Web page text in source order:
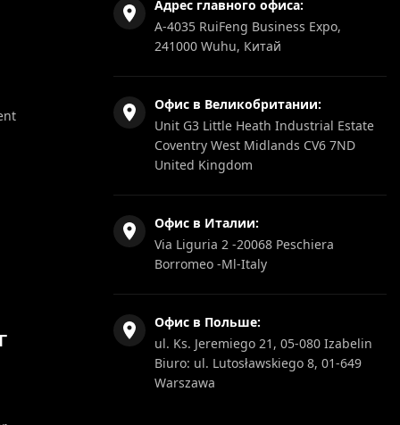
Адрес главного офиса:
A-4035 RuiFeng Business Expo,
241000 Wuhu, Китай
Офис в Великобритании:
Unit G3 Little Heath Industrial Estate
Coventry West Midlands CV6 7ND
United Kingdom
Офис в Италии:
Via Liguria 2 -20068 Peschiera
Borromeo -Ml-Italy
Офис в Польше:
ul. Ks. Jeremiego 21, 05-080 Izabelin
Biuro: ul. Lutosławskiego 8, 01-649
Warszawa